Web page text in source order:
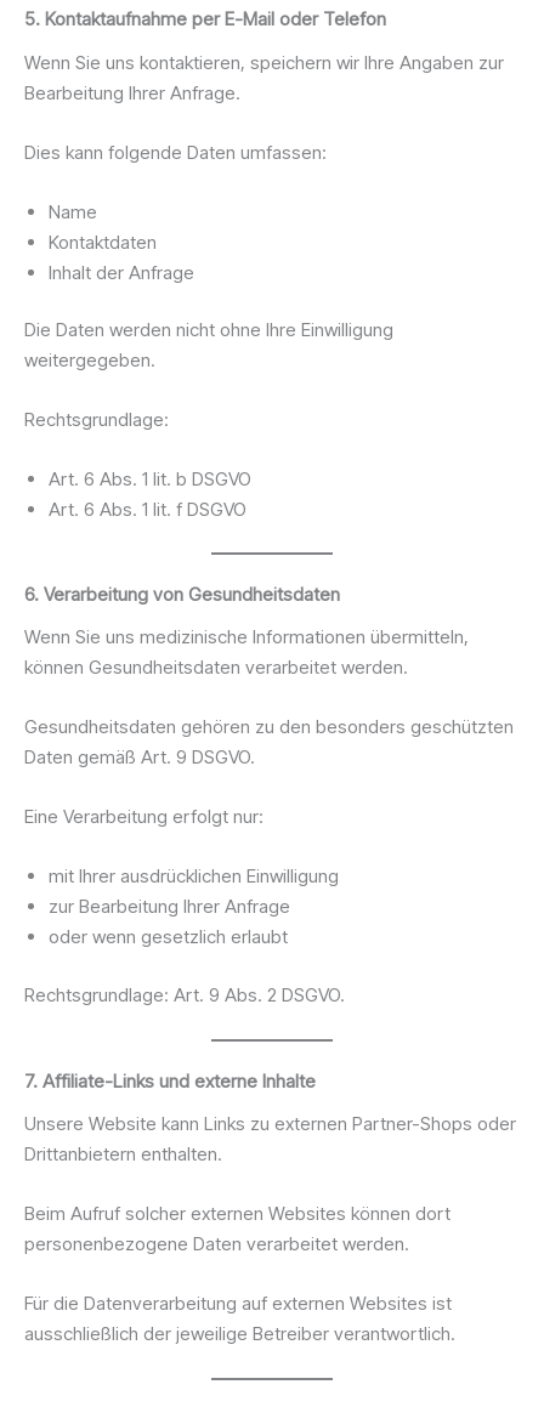
5. Kontaktaufnahme per E-Mail oder Telefon
Wenn Sie uns kontaktieren, speichern wir Ihre Angaben zur
Bearbeitung Ihrer Anfrage.
Dies kann folgende Daten umfassen:
Name
Kontaktdaten
Inhalt der Anfrage
Die Daten werden nicht ohne Ihre Einwilligung
weitergegeben.
Rechtsgrundlage:
Art. 6 Abs. 1 lit. b DSGVO
Art. 6 Abs. 1 lit. f DSGVO
6. Verarbeitung von Gesundheitsdaten
Wenn Sie uns medizinische Informationen übermitteln,
können Gesundheitsdaten verarbeitet werden.
Gesundheitsdaten gehören zu den besonders geschützten
Daten gemäß Art. 9 DSGVO.
Eine Verarbeitung erfolgt nur:
mit Ihrer ausdrücklichen Einwilligung
zur Bearbeitung Ihrer Anfrage
oder wenn gesetzlich erlaubt
Rechtsgrundlage: Art. 9 Abs. 2 DSGVO.
7. Affiliate-Links und externe Inhalte
Unsere Website kann Links zu externen Partner-Shops oder
Drittanbietern enthalten.
Beim Aufruf solcher externen Websites können dort
personenbezogene Daten verarbeitet werden.
Für die Datenverarbeitung auf externen Websites ist
ausschließlich der jeweilige Betreiber verantwortlich.